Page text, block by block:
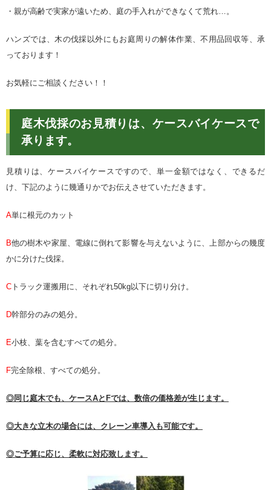
・親が高齢で実家が遠いため、庭の手入れができなくて荒れ…。
ハンズでは、木の伐採以外にもお庭周りの解体作業、不用品回収等、承
っております！
お気軽にご相談ください ！！
庭木伐採のお見積りは、ケースバイケースで
承ります。
見積りは、ケースバイケースですので、単一金額ではなく、できるだ
け、下記のように幾通りかでお伝えさせていただきます。
A単に根元のカット
B他の樹木や家屋、電線に倒れて影響を与えないように、上部からの幾度
かに分けた伐採。
C トラック運搬用に、それぞれ50kg以下に切り分け。
D幹部分のみの処分。
E小枝、葉を含むすべての処分。
F完全除根、すべての処分。
◎同じ庭木でも、ケースAとFでは、数倍の価格差が生じます。
◎大きな立木の場合には、クレーン車導入も可能です。
◎ご予算に応じ、柔軟に対応致します。